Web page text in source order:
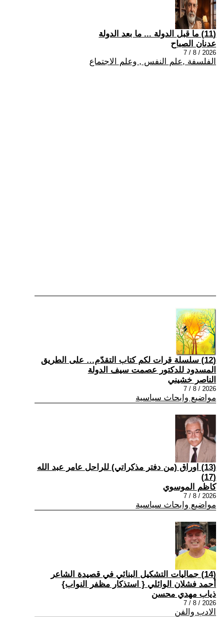
(11) ما قبل الدولة ... ما بعد الدولة
عدنان الصباح
2026 / 8 / 7
الفلسفة ,علم النفس , وعلم الاجتماع
(12) سلسلة قرات لكم كتاب التقدّم… على الطريق
المسدود للدكتور عصمت سيف الدولة
الناصر خشيني
2026 / 8 / 7
مواضيع وابحاث سياسية
(13) اوراق (من دفتر مذكراتي) للراحل عامر عبد الله
(17)
كاظم الموسوي
2026 / 8 / 7
مواضيع وابحاث سياسية
(14) جماليات التشكيل البنائي في قصيدة الشاعر
أحمد فشلان الوائلي { استذكار مظفر النواب}
ذياب مهدي محسن
2026 / 8 / 7
الادب والفن